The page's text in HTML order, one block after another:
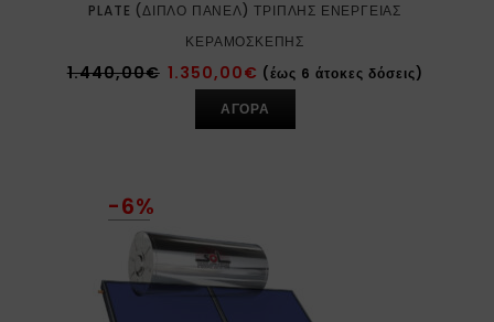
PLATE (ΔΙΠΛΌ ΠΆΝΕΛ) ΤΡΙΠΛΉΣ ΕΝΈΡΓΕΙΑΣ
ΚΕΡΑΜΟΣΚΕΠΉΣ
1.440,00€ 1.350,00€ (έως 6 άτοκες δόσεις)
ΑΓΟΡΑ
-6%